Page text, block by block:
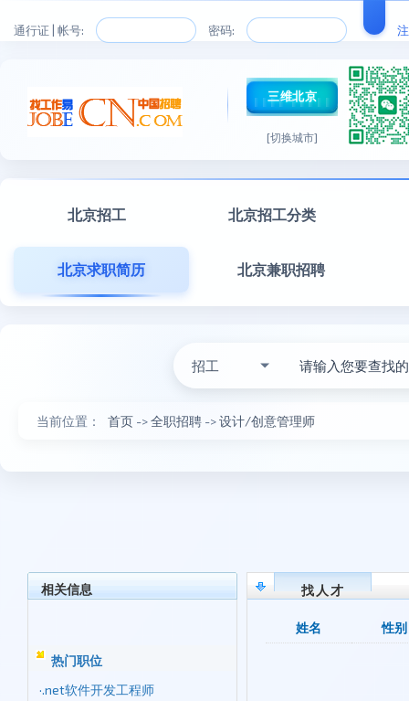
通行证 | 帐号: 密码:
三维北京
[切换城市]
北京招工 北京招工分类
北京求职简历 北京兼职招聘
招工
当前位置： 首页 ->全职招聘 ->设计/创意管理师
相关信息
热门职位
·.net软件开发工程师
找人才
姓名 性别